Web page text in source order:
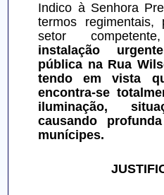
Indico à Senhora
termos
setor
instalação
pública na Rua
tendo em vista
encontra-se
iluminação,
causando
munícipes.